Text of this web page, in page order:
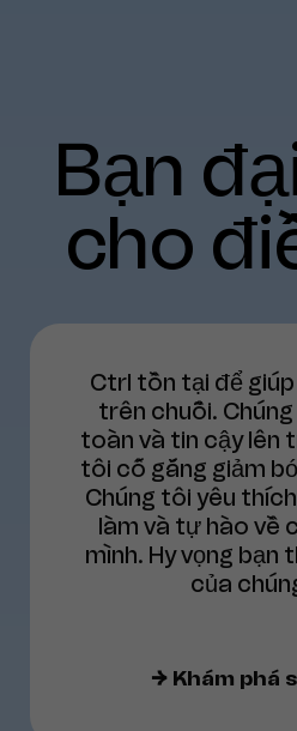
Bạn
cho
Ctrl tồn tại để
trên chuỗi.
toàn và tin cậy lên
tôi cố gắng giảm
Chúng tôi yêu
làm và tự hào về
mình. Hy vọng bạn
của
→ Khám phá